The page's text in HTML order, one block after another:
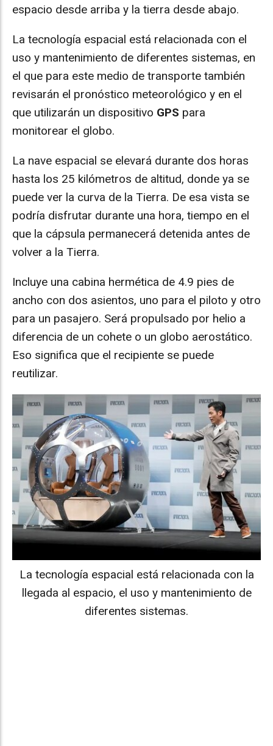
espacio desde arriba y la tierra desde abajo.
La tecnología espacial está relacionada con el
uso y mantenimiento de diferentes sistemas, en
el que para este medio de transporte también
revisarán el pronóstico meteorológico y en el
que utilizarán un dispositivo GPS para
monitorear el globo.
La nave espacial se elevará durante dos horas
hasta los 25 kilómetros de altitud, donde ya se
puede ver la curva de la Tierra. De esa vista se
podría disfrutar durante una hora, tiempo en el
que la cápsula permanecerá detenida antes de
volver a la Tierra.
Incluye una cabina hermética de 4.9 pies de
ancho con dos asientos, uno para el piloto y otro
para un pasajero. Será propulsado por helio a
diferencia de un cohete o un globo aerostático.
Eso significa que el recipiente se puede
reutilizar.
La tecnología espacial está relacionada con la
llegada al espacio, el uso y mantenimiento de
diferentes sistemas.